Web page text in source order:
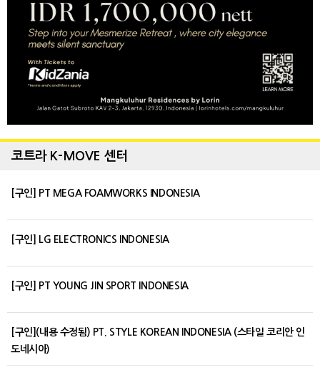
코트라 K-MOVE 센터
[구인] PT MEGA FOAMWORKS INDONESIA
[구인] LG ELECTRONICS INDONESIA
[구인] PT YOUNG JIN SPORT INDONESIA
[구인](내용 수정됨) PT. STYLE KOREAN INDONESIA (스타일 코리안 인
도네시아)